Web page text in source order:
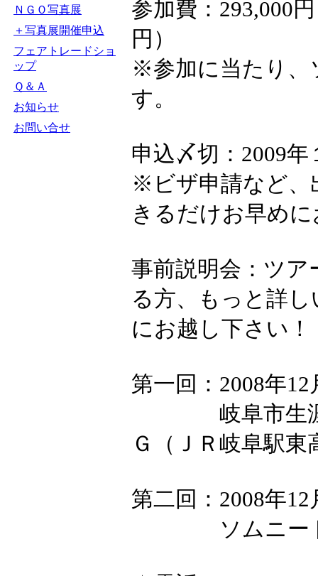
ＮＧＯ写真展
＋写真展開催申込
フェアトレードショ
ップ
Ｑ＆Ａ
お知らせ
お問い合せ
参加費：293,000
円）
※参加に当たり、
す。
申込〆切：2009年
※ビザ申請など、
きるだけお早め
事前説明会：ツ
る方、もっと詳
にお越し下さい！
第一回：2008年
岐阜市生涯学
Ｇ（ＪＲ岐阜駅東
第二回：2008年
ソムニード情